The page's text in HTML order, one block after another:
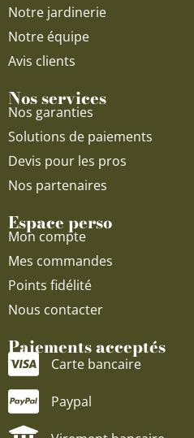
Notre jardinerie
Notre équipe
Avis clients
Nos services
Nos garanties
Solutions de paiements
Devis pour les pros
Nos partenaires
Espace perso
Mon compte
Mes commandes
Points fidélité
Nous contacter
Paiements acceptés
Carte bancaire
Paypal